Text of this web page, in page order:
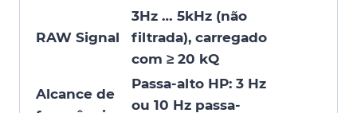
RAW Signal
3Hz … 5kHz (não
filtrada), carregado
com ≥ 20 kQ
Alcance de
Passa-alto HP: 3 Hz
ou 10 Hz passa-